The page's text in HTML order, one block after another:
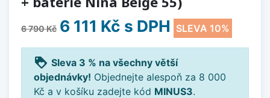
6 790 Kč 6 111 Kč s DPH SLEVA 10%
loyalty Sleva 3 % na všechny větší
objednávky! Objednejte alespoň za 8 000
Kč a v košíku zadejte kód MINUS3.